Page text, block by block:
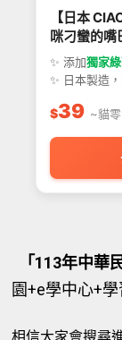
【日本
咪刁蠻的嘴
✨ 添加獨家
✨ 日本製造
$39 ~貓
「113年中華
園+e學中心+